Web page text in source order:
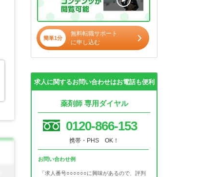
簡単1分
無料転職サポート
に申し込む
求人に関するお問い合わせはお電話も便利
薬剤師 専用ダイヤル
0120-866-153
携帯・PHS OK！
お問い合わせ例
「求人番号○○○○○○に興味があるので、評判